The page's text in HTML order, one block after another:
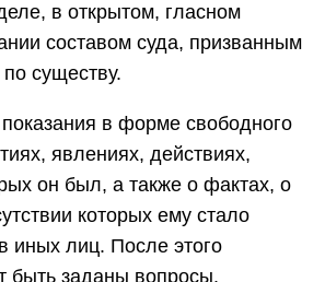
в открытом, гласном
составом суда, призванным
существу.
в форме свободного
явлениях, действиях,
он был, а также о фактах, о
которых ему стало
иных лиц. После этого
быть заданы вопросы.